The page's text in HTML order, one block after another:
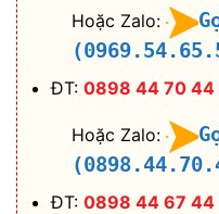
Hoặc Zalo:
ĐT: 0898 44 70 44
Hoặc Zalo:
ĐT: 0898 44 67 44